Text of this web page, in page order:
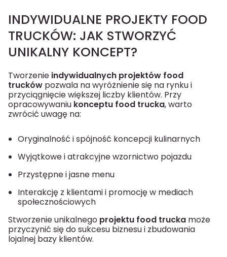
INDYWIDUALNE PROJEKTY FOOD
TRUCKÓW: JAK STWORZYĆ
UNIKALNY KONCEPT?
Tworzenie indywidualnych projektów food
trucków pozwala na wyróżnienie się na rynku i
przyciągnięcie większej liczby klientów. Przy
opracowywaniu konceptu food trucka, warto
zwrócić uwagę na:
Oryginalność i spójność koncepcji kulinarnych
Wyjątkowe i atrakcyjne wzornictwo pojazdu
Przystępne i jasne menu
Interakcję z klientami i promocję w mediach
społecznościowych
Stworzenie unikalnego projektu food trucka może
przyczynić się do sukcesu biznesu i zbudowania
lojalnej bazy klientów.